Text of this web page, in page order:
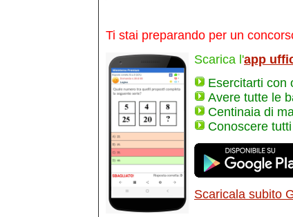
Ti stai preparando per un
Scarica l'app
Esercitarti con
Avere tutte le
Centinaia di
Conoscere
Scaricala subito